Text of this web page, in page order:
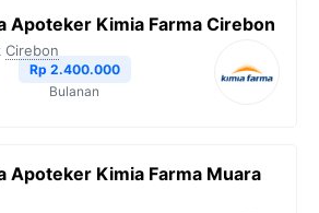
Apoteker Kimia Farma Cirebon
Cirebon
Rp 2.400.000
Bulanan
Apoteker Kimia Farma Muara